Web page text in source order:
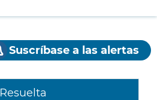
Suscríbase a las alertas
Resuelta